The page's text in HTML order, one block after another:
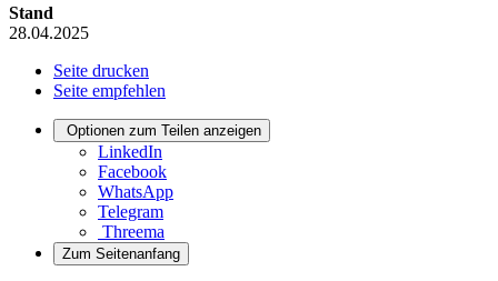
Stand
28.04.2025
Seite drucken
Seite empfehlen
Optionen zum Teilen anzeigen
LinkedIn
Facebook
WhatsApp
Telegram
Threema
Zum Seitenanfang